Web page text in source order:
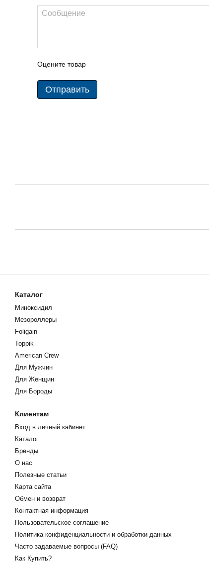
Оцените товар
Отправить
Каталог
Миноксидил
Мезороллеры
Foligain
Toppik
American Crew
Для Мужчин
Для Женщин
Для Бороды
Клиентам
Вход в личный кабинет
Каталог
Бренды
О нас
Полезные статьи
Карта сайта
Обмен и возврат
Контактная информация
Пользовательское соглашение
Политика конфиденциальности и обработки данных
Часто задаваемые вопросы (FAQ)
Как Купить?